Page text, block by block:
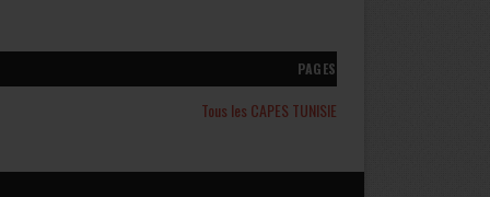
PAGES
Tous les CAPES TUNISIE